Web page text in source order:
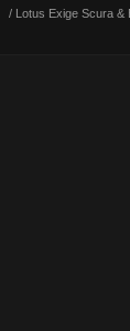
/ Lotus Exige Scura &